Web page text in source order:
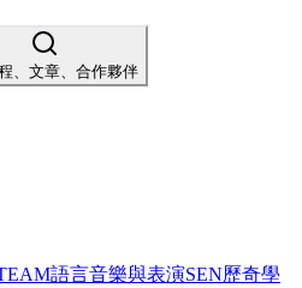
、文章、合作夥伴
語言音樂與表演SEN歷奇學